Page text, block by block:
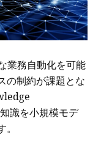
業務自動化を可能
の制約が課題とな
識を小規模モデ